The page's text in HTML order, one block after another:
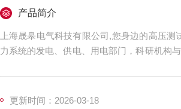
产品简介
上海晟皋电气科技有限公司,您身边的高压
力系统的发电、供电、用电部门，科研机构
更新时间：2026-03-18